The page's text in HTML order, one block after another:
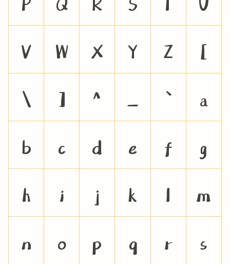
V
W X Y Z
[
\
] ^ `
a
b
c d e f
g
h
i j k l
m
n
o p q r
s